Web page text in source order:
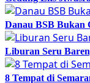
Danau BSB Bukan
Liburan Seru
8 Tempat di